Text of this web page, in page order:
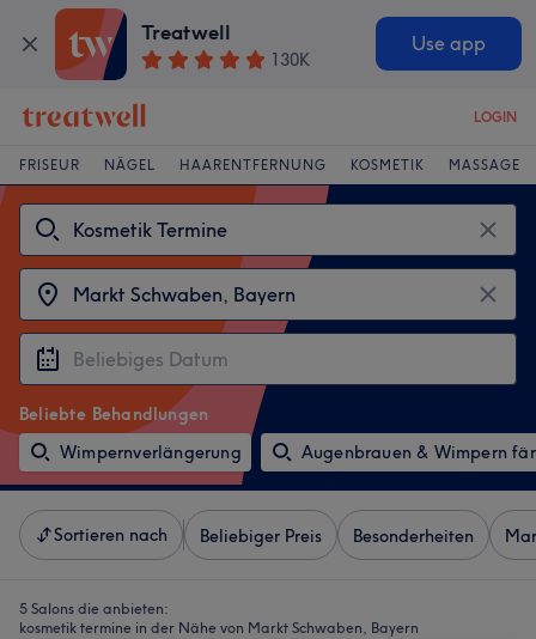
Treatwell
130K
Use app
LOGIN
FRISEUR NÄGEL HAARENTFERNUNG KOSMETIK MASSAGE
Beliebte Behandlungen
Wimpernverlängerung
Augenbrauen & Wimpern
Sortieren nach Beliebiger Preis Besonderheiten
5 Salons die anbieten:
kosmetik termine in der Nähe von Markt Schwaben, Bayern